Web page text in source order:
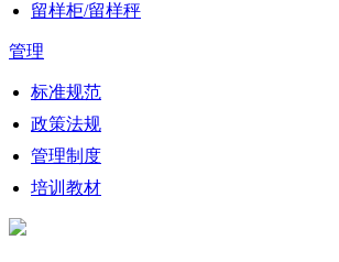
留样柜/留样秤
管理
标准规范
政策法规
管理制度
培训教材